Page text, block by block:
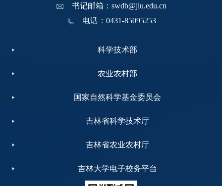
书记邮箱：swdb@jlu.edu.cn
电话：0431-85095253
科学技术部
农业农村部
国家自然科学基金委员会
吉林省科学技术厅
吉林省农业农村厅
吉林大学电子校务平台